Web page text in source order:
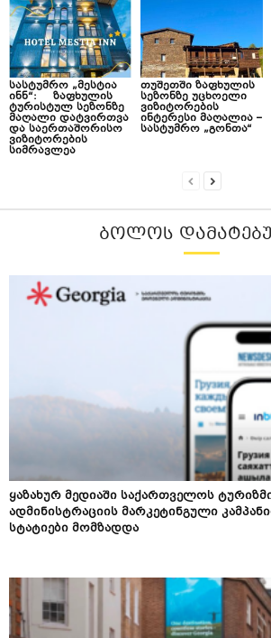
სასტუმრო „მესტია
ინნ“: ზაფხულის
ტურისტულ სეზონზე
მაღალი დატვირთვა
და საერთაშორისო
ვიზიტორების
სიმრავლეა
თუშეთში ზაფხულის
სეზონზე უცხოელი
ვიზიტორების
ინტერესი მაღალია –
სასტუმრო „გონთა“
ᲑᲝᲚᲝᲡ
ყაზახურ მედიაში საქართველოს
ადმინისტრაციის მარკეტინგული
სტატიები მომზადდა